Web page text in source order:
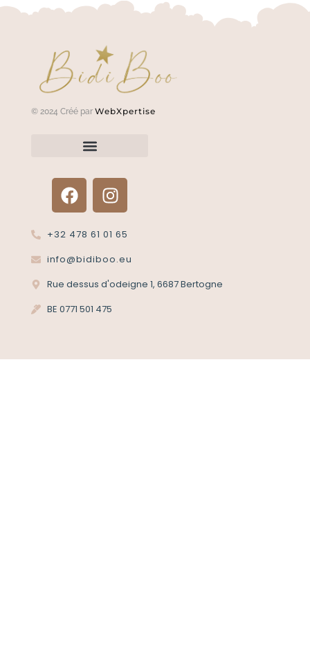
© 2024 Créé par WebXpertise
+32 478 61 01 65
info@bidiboo.eu
Rue dessus d'odeigne 1, 6687 Bertogne
BE 0771 501 475